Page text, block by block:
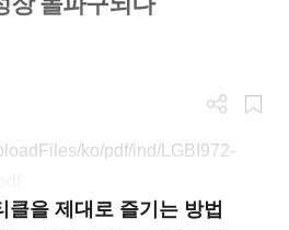
ko/pdf/ind/LGBI972-
클을 제대로 즐기는 방법